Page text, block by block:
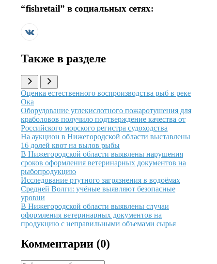
“fishretail” в социальных сетях:
Также в разделе
Иллюстрация новости
Оценка естественного воспроизводства рыб в реке
Ока
Иллюстрация новости
Оборудование углекислотного пожаротушения для
краболовов получило подтверждение качества от
Российского морского регистра судоходства
Иллюстрация новости
На аукцион в Нижегородской области выставлены
16 долей квот на вылов рыбы
Иллюстрация новости
В Нижегородской области выявлены нарушения
сроков оформления ветеринарных документов на
рыбопродукцию
Иллюстрация новости
Исследование ртутного загрязнения в водоёмах
Средней Волги: учёные выявляют безопасные
уровни
Иллюстрация новости
В Нижегородской области выявлены случаи
оформления ветеринарных документов на
продукцию с неправильными объемами сырья
Комментарии (0)